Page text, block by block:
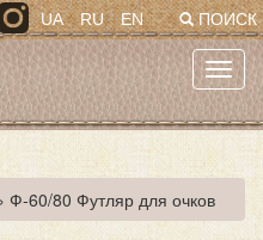
ПОИСК
UA RU EN
Ф-60/80 Футляр для очков